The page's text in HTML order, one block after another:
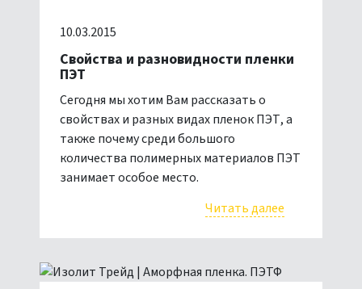
10.03.2015
Свойства и разновидности пленки
ПЭТ
Сегодня мы хотим Вам рассказать о
свойствах и разных видах пленок ПЭТ, а
также почему среди большого
количества полимерных материалов ПЭТ
занимает особое место.
Читать далее